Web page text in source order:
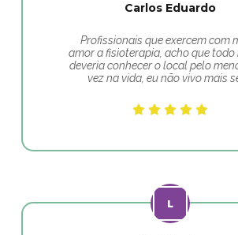
Carlos Eduardo
Profissionais que exercem com
amor a fisioterapia, acho que todo
deveria conhecer o local pelo
vez na vida, eu não vivo mais